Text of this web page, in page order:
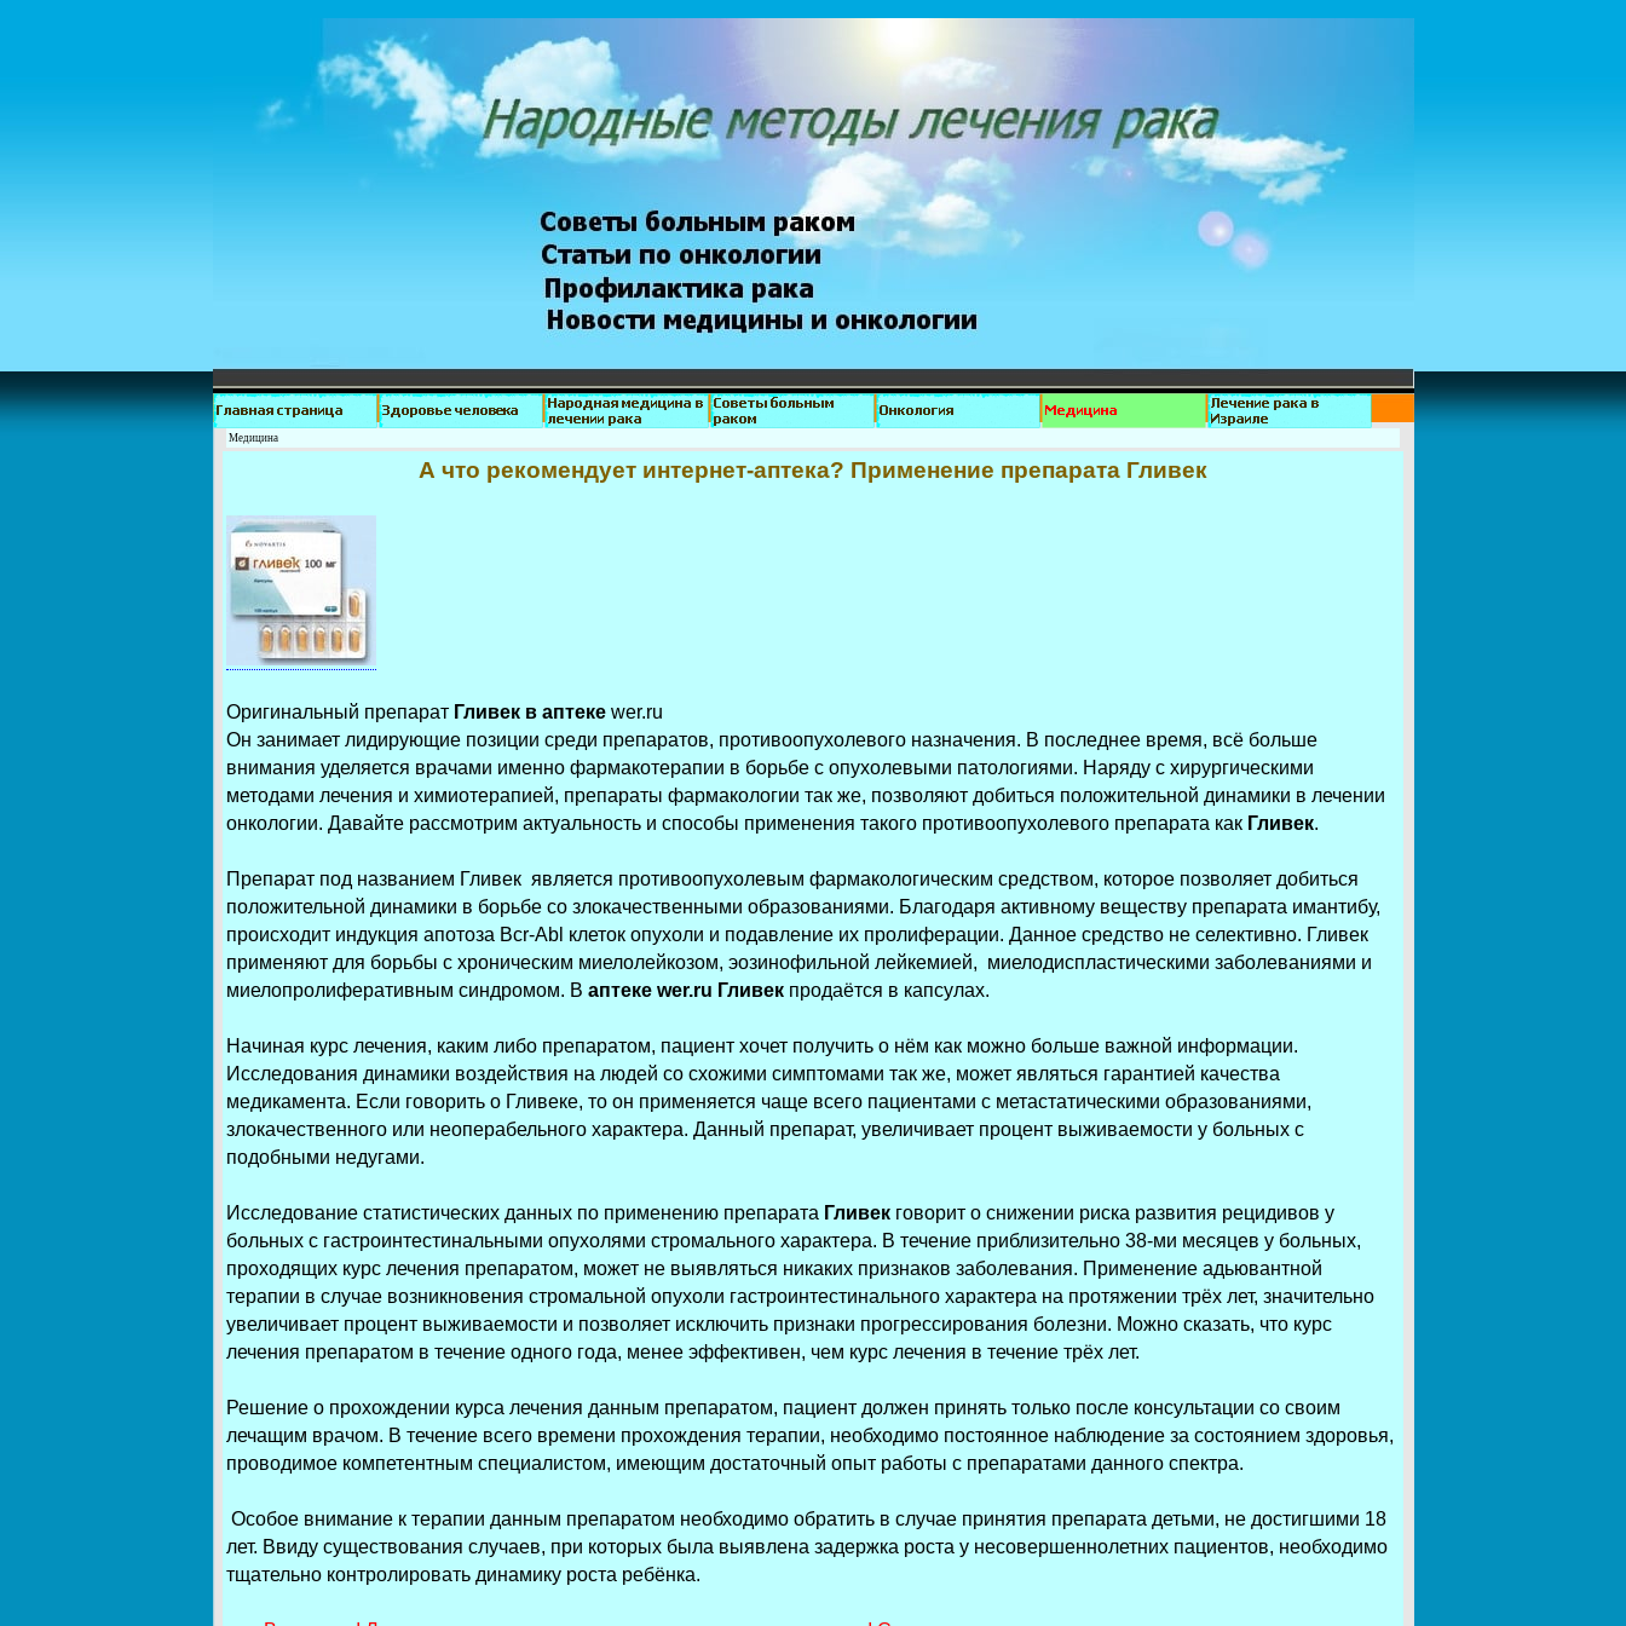
Медицина
А что рекомендует интернет-аптека? Применение препарата Гливек
Оригинальный препарат Гливек в аптекеwer.ru
Он занимает лидирующие позиции среди препаратов, противоопухолевого назначения. В последнее время, всё больше
внимания уделяется врачами именно фармакотерапии в борьбе с опухолевыми патологиями. Наряду с хирургическими
методами лечения и химиотерапией, препараты фармакологии так же, позволяют добиться положительной динамики в лечении
онкологии. Давайте рассмотрим актуальность и способы применения такого противоопухолевого препарата как Гливек.
Препарат под названием Гливек является противоопухолевым фармакологическим средством, которое позволяет добиться
положительной динамики в борьбе со злокачественными образованиями. Благодаря активному веществу препарата имантибу,
происходит индукция апотоза Bcr-Abl клеток опухоли и подавление их пролиферации. Данное средство не селективно. Гливек
применяют для борьбы с хроническим миелолейкозом, эозинофильной лейкемией, миелодиспластическими заболеваниями и
миелопролиферативным синдромом. В аптеке wer.ru Гливекпродаётся в капсулах.
Начиная курс лечения, каким либо препаратом, пациент хочет получить о нём как можно больше важной информации.
Исследования динамики воздействия на людей со схожими симптомами так же, может являться гарантией качества
медикамента. Если говорить о Гливеке, то он применяется чаще всего пациентами с метастатическими образованиями,
злокачественного или неоперабельного характера. Данный препарат, увеличивает процент выживаемости у больных с
подобными недугами.
Исследование статистических данных по применению препарата Гливекговорит о снижении риска развития рецидивов у
больных с гастроинтестинальными опухолями стромального характера. В течение приблизительно 38-ми месяцев у больных,
проходящих курс лечения препаратом, может не выявляться никаких признаков заболевания. Применение адьювантной
терапии в случае возникновения стромальной опухоли гастроинтестинального характера на протяжении трёх лет, значительно
увеличивает процент выживаемости и позволяет исключить признаки прогрессирования болезни. Можно сказать, что курс
лечения препаратом в течение одного года, менее эффективен, чем курс лечения в течение трёх лет.
Решение о прохождении курса лечения данным препаратом, пациент должен принять только после консультации со своим
лечащим врачом. В течение всего времени прохождения терапии, необходимо постоянное наблюдение за состоянием здоровья,
проводимое компетентным специалистом, имеющим достаточный опыт работы с препаратами данного спектра.
Особое внимание к терапии данным препаратом необходимо обратить в случае принятия препарата детьми, не достигшими 18
лет. Ввиду существования случаев, при которых была выявлена задержка роста у несовершеннолетних пациентов, необходимо
тщательно контролировать динамику роста ребёнка.